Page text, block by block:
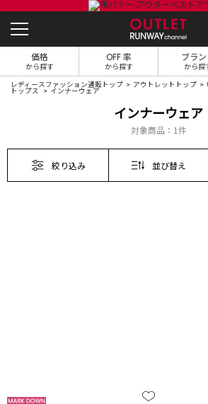
価格
から探す
OFF 率
から探す
ブラ
から探
レディースファッション通販トップ アウトレットトップ
トップス インナーウェア
インナーウェア
対象商品： 1件
絞り込み 並び替え